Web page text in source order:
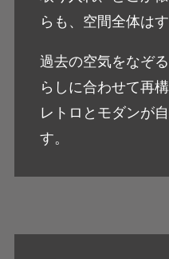
らも、空間全体は
過去の空気をなぞ
らしに合わせて再構
レトロとモダンが
す。